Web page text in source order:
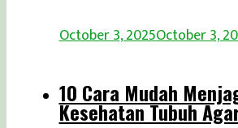
October 3, 2025October 3,
10 Cara Mudah
Kesehatan Tubuh